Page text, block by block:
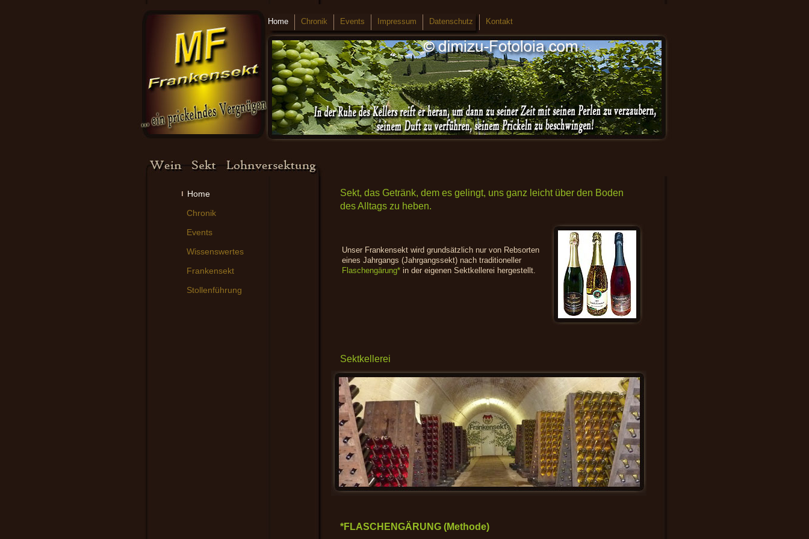
Kontakt
Datenschutz
Impressum
Events
Chronik
Home
Home
Chronik
Events
Wissenswertes
Frankensekt
Stollenführung
Sekt, das Getränk, dem es gelingt, uns ganz leicht über den Boden
des Alltags zu heben.
Unser Frankensekt wird grundsätzlich nur von Rebsorten
eines Jahrgangs (Jahrgangssekt) nach traditioneller
Flaschengärung* in der eigenen Sektkellerei hergestellt.
Sektkellerei
*FLASCHENGÄRUNG (Methode)